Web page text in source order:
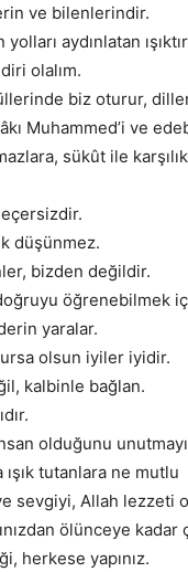
ve bilenlerindir.
aydınlatan
olalım.
biz oturur,
Muhammed’i ve
sükût ile
düşünmez.
bizden değildir.
öğrenebilmek
yaralar.
olsun iyiler iyidir.
kalbinle bağlan.
olduğunu
ışık tutanlara ne mutlu
sevgiyi, Allah lezzeti
ölünceye kadar
herkese yapınız.